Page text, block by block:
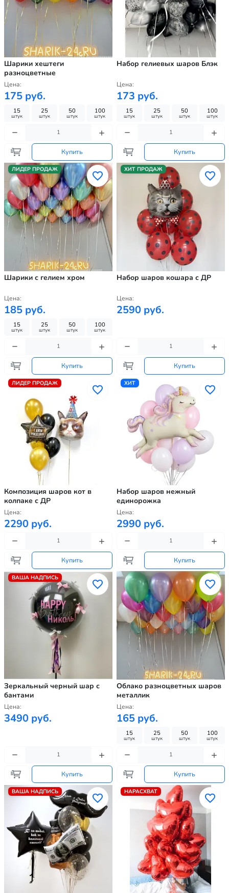
Шарики хештеги
разноцветные
Цена:
175 руб.
15
штук
25
штук
50
штук
100
штук
Купить
Набор гелиевых шаров Блэк
Цена:
173 руб.
15
штук
25
штук
50
штук
100
штук
Купить
ЛИДЕР ПРОДАЖ
Шарики с гелием хром
Цена:
185 руб.
15
штук
25
штук
50
штук
100
штук
Купить
ХИТ ПРОДАЖ
Набор шаров кошара с ДР
Цена:
2590 руб.
Купить
ЛИДЕР ПРОДАЖ
Композиция шаров кот в
колпаке с ДР
Цена:
2290 руб.
Купить
ХИТ
Набор шаров нежный
единорожка
Цена:
2990 руб.
Купить
ВАША НАДПИСЬ
Зеркальный черный шар с
бантами
Цена:
3490 руб.
Купить
Облако разноцветных шаров
металлик
Цена:
165 руб.
15
штук
25
штук
50
штук
100
штук
Купить
ВАША НАДПИСЬ НАРАСХВАТ